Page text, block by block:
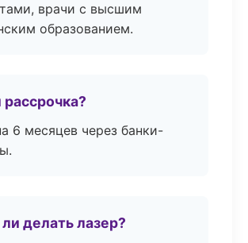
врачи с высшим
образованием.
рассрочка?
6 месяцев через банки-
делать лазер?